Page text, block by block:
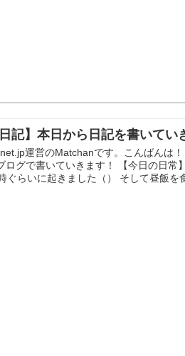
日記】本日から日記を書いてい
運営のMatchanです。こんばんは
ログで書いていきます！ 【今日の日常
ぐらいに起きました（） そして昼飯